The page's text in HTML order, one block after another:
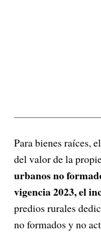
Para bienes raíces,
del valor de la
urbanos no
vigencia 2023, el
predios rurales
no formados y no